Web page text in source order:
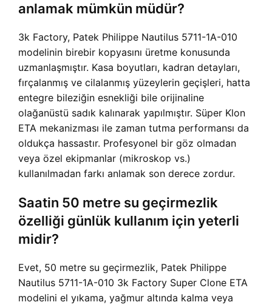
anlamak mümkün müdür?
3k Factory, Patek Philippe Nautilus 5711-1A-010
modelinin birebir kopyasını üretme konusunda
uzmanlaşmıştır. Kasa boyutları, kadran detayları,
fırçalanmış ve cilalanmış yüzeylerin geçişleri, hatta
entegre bileziğin esnekliği bile orijinaline
olağanüstü sadık kalınarak yapılmıştır. Süper Klon
ETA mekanizması ile zaman tutma performansı da
oldukça hassastır. Profesyonel bir göz olmadan
veya özel ekipmanlar (mikroskop vs.)
kullanılmadan farkı anlamak son derece zordur.
Saatin 50 metre su geçirmezlik
özelliği günlük kullanım için yeterli
midir?
Evet, 50 metre su geçirmezlik, Patek Philippe
Nautilus 5711-1A-010 3k Factory Super Clone ETA
modelini el yıkama, yağmur altında kalma veya